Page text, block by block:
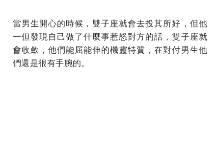
當男生開心的時候，雙子座就會去投其所好，但他
一但發現自己做了什麼事惹怒對方的話，雙子座就
會收斂，他們能屈能伸的機靈特質，在對付男生他
們還是很有手腕的。